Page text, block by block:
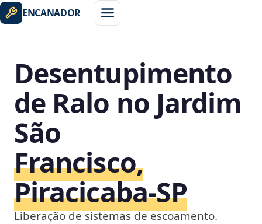
ENCANADOR
Desentupimento
de Ralo no Jardim
São
Francisco,
Piracicaba‑SP
Liberação de sistemas de escoamento.